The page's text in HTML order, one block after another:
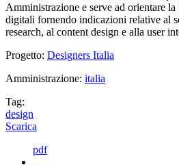
Amministrazione e serve ad orientare
digitali fornendo indicazioni relative al
research, al content design e alla user
Progetto: Designers Italia
Amministrazione: italia
Tag:
design
Scarica
pdf